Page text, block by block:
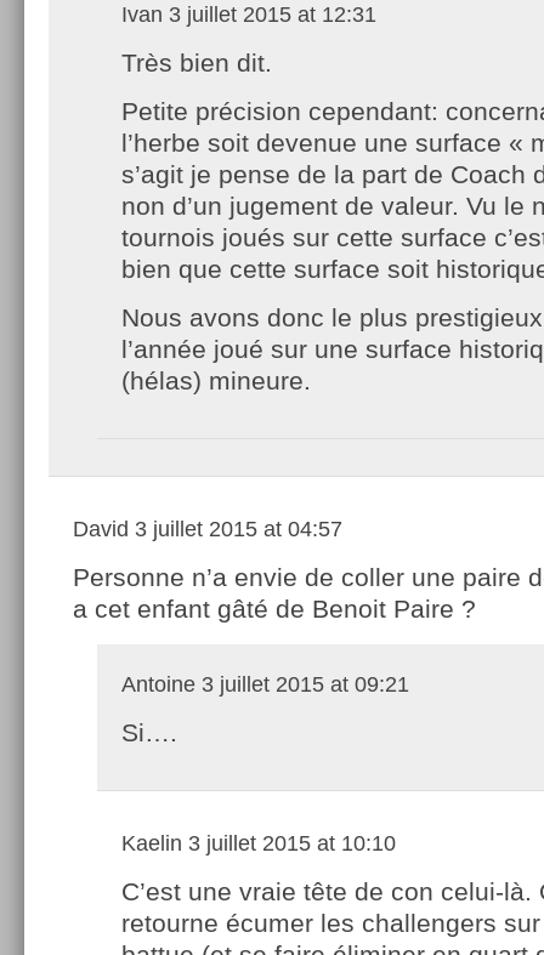
Ivan 3 juillet 2015 at 12:31
Très bien dit.
Petite précision cependant:
l’herbe soit devenue une surface «
s’agit je pense de la part de Coach
non d’un jugement de valeur. Vu le
tournois joués sur cette surface
bien que cette surface soit
Nous avons donc le plus
l’année joué sur une surface
(hélas) mineure.
David 3 juillet 2015 at 04:57
Personne n’a envie de coller une paire
a cet enfant gâté de Benoit Paire ?
Antoine 3 juillet 2015 at 09:21
Si….
Kaelin 3 juillet 2015 at 10:10
C’est une vraie tête de con celui-là.
retourne écumer les challengers